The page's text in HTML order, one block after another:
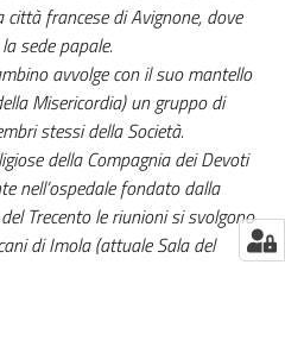
francese di Avignone, dove
sede papale.
avvolge con il suo mantello
Misericordia) un gruppo di
stessi della Società.
della Compagnia dei Devoti
nell’ospedale fondato dalla
Trecento le riunioni si svolgono
di Imola (attuale Sala del